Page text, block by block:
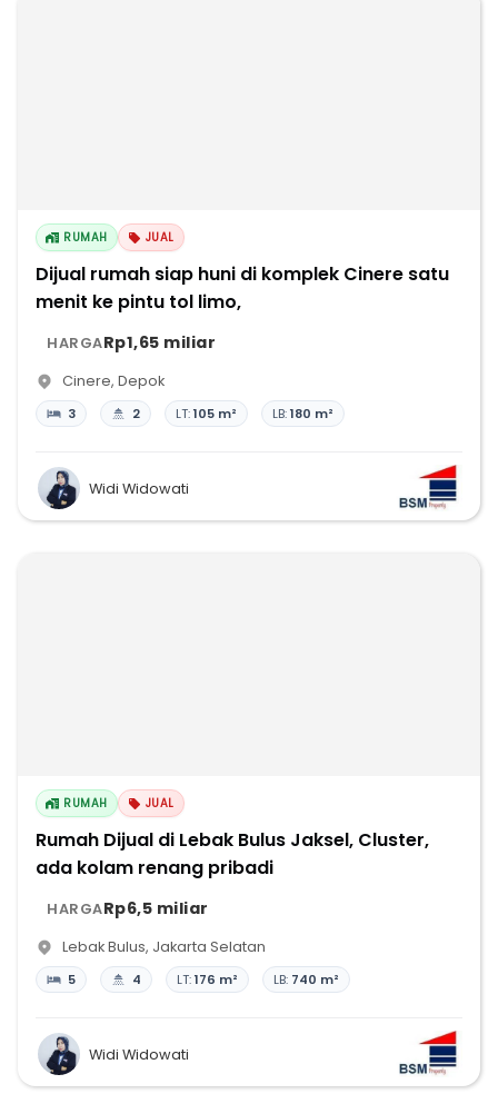
RUMAH JUAL
Dijual rumah siap huni di komplek Cinere satu
menit ke pintu tol limo,
HARGARp1,65 miliar
Cinere, Depok
3 2 LT:105 m² LB:180 m²
Widi Widowati
RUMAH JUAL
Rumah Dijual di Lebak Bulus Jaksel, Cluster,
ada kolam renang pribadi
HARGARp6,5 miliar
Lebak Bulus, Jakarta Selatan
5 4 LT:176 m² LB: 740 m²
Widi Widowati